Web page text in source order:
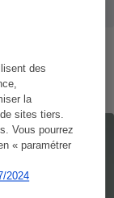
des
la
sites tiers.
Vous pourrez
« paramétrer
2024